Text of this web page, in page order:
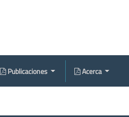
Publicaciones Acerca